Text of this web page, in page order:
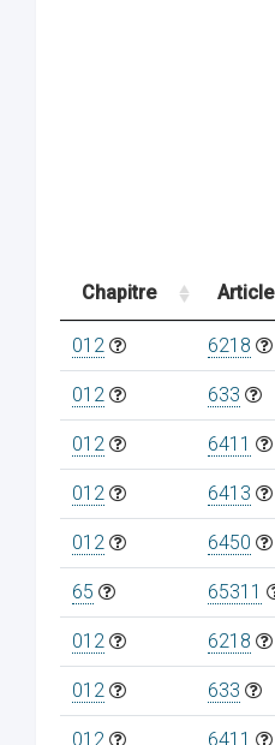
Chapitre Article
012 6218
012 633
012 6411
012 6413
012 6450
65 65311
012 6218
012 633
012 6411